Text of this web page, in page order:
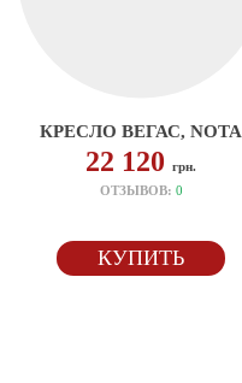
КРЕСЛО ВЕГАС, NOTA
22 120грн.
ОТЗЫВОВ: 0
КУПИТЬ